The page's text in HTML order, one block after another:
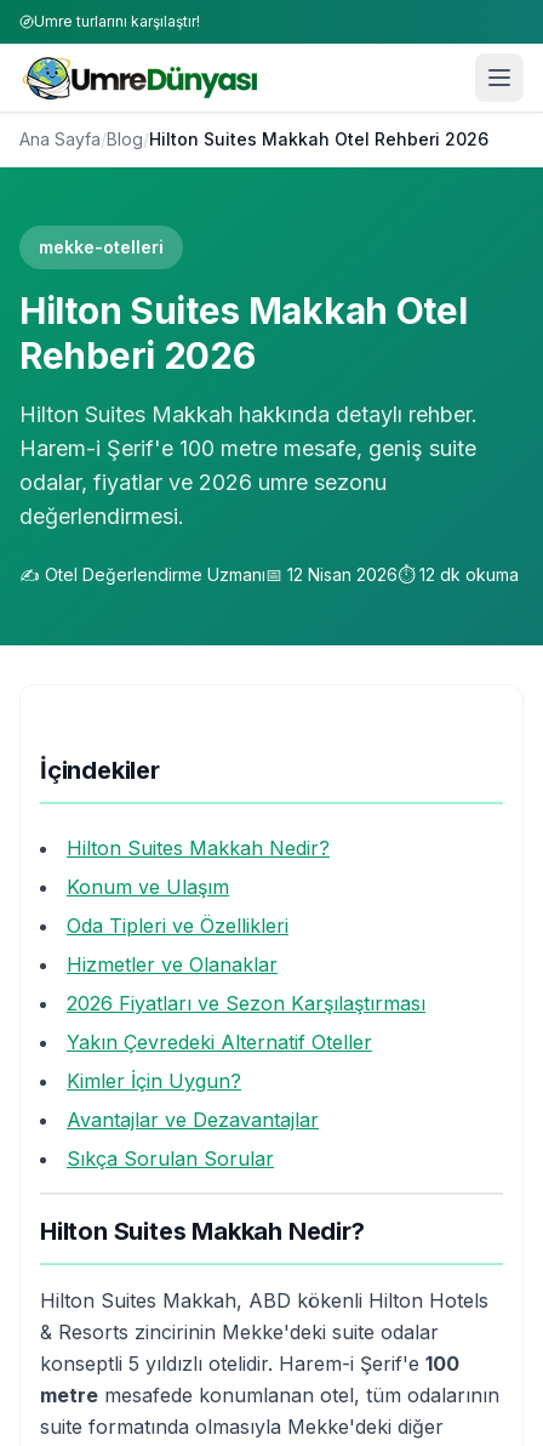
Umre turlarını karşılaştır!
Ana Sayfa/Blog/Hilton Suites Makkah Otel Rehberi 2026
mekke-otelleri
Hilton Suites Makkah Otel
Rehberi 2026
Hilton Suites Makkah hakkında detaylı rehber.
Harem-i Şerif'e 100 metre mesafe, geniş suite
odalar, fiyatlar ve 2026 umre sezonu
değerlendirmesi.
✍️ Otel Değerlendirme Uzmanı📅 12 Nisan 2026⏱️12 dk okuma
İçindekiler
Hilton Suites Makkah Nedir?
Konum ve Ulaşım
Oda Tipleri ve Özellikleri
Hizmetler ve Olanaklar
2026 Fiyatları ve Sezon Karşılaştırması
Yakın Çevredeki Alternatif Oteller
Kimler İçin Uygun?
Avantajlar ve Dezavantajlar
Sıkça Sorulan Sorular
Hilton Suites Makkah Nedir?
Hilton Suites Makkah, ABD kökenli Hilton Hotels
& Resorts zincirinin Mekke'deki suite odalar
konseptli 5 yıldızlı otelidir. Harem-i Şerif'e 100
metre mesafede konumlanan otel, tüm odalarının
suite formatında olmasıyla Mekke'deki diğer